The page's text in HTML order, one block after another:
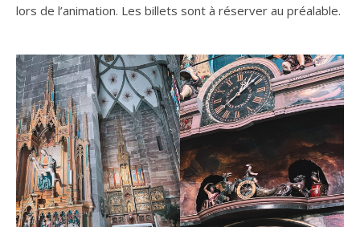
lors de l’animation. Les billets sont à réserver au préalable.